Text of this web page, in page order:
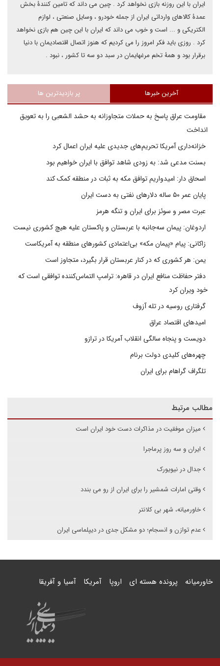
ایران با این روزنه بازی نخواهد کرد . چین می داند که تامین کنندۀ بخش
عمدۀ کالاهای وارداتی ایران از جمله خودرو ، وسایل صنعتی ، لوازم
الکتریکی و ... است و خوب می داند که ایران با این چین هم بازی نخواهد
کرد . روزی باید فکر امروز را می کردیم که هنوز اتصال اقتصادیمان با دنیا
برقرار بود و همۀ تخم مرغهایمان در سبد دو سه تا کشور ، نبود .
آخرین خبرها پر بازدیدترین ها
مقاومت عراق پاسخ به حملات متجاوزانه به حشد الشعبی را به تعویق
انداخت
خزانه‌داری آمریکا تحریم‌های جدیدی علیه ایران اعمال کرد
بسنت مدعی شد: به زودی شاهد توافق با ایران خواهیم بود
اسحاق دار: امیدواریم توافق مکه به ثبات در منطقه کمک کند
پایان عمر ۵۰ ساله دلارهای نفتی به دست ایران
عبرت مصر و سوئز برای ایران و تنگه هرمز
اردوغان: پیمان سه‌جانبه با عربستان و پاکستان علیه هیچ کشوری نیست
زاکانی: پیام «پیمان مکه» بی‌اعتمادی کشورهای منطقه به آمریکاست
یمن: هر کشوری که در کنار عربستان قرار بگیرد، متجاوز است
دفتر حفاظت منافع ایران در قاهره: ترامپ التماس‌کننده توافقی است که
خود ویران کرد
گرفتاری روسیه در تله آزوف
امیدهای اقتصاد عراق
دویست و پنجاه سالگی انقلاب آمریکا در ترازو
چهره‌های کلیدی دولت برنام
تلگراف گراهام برای ایران
مطالب مرتبط
میزان موفقیت در مذاکرات دست خود ایران است
ایران و سه روز پرماجرا
جدال در نیویورک
وقتی امارات شمشیر را برای ایران از رو می بندد
خاورمیانه، شهر بی کلانتر
عدم توازن و انسجام؛ دو مشکل جدی در دیپلماسی ایران
خاورمیانه پرونده هسته ای اروپا آمریکا آسیا و آفریقا